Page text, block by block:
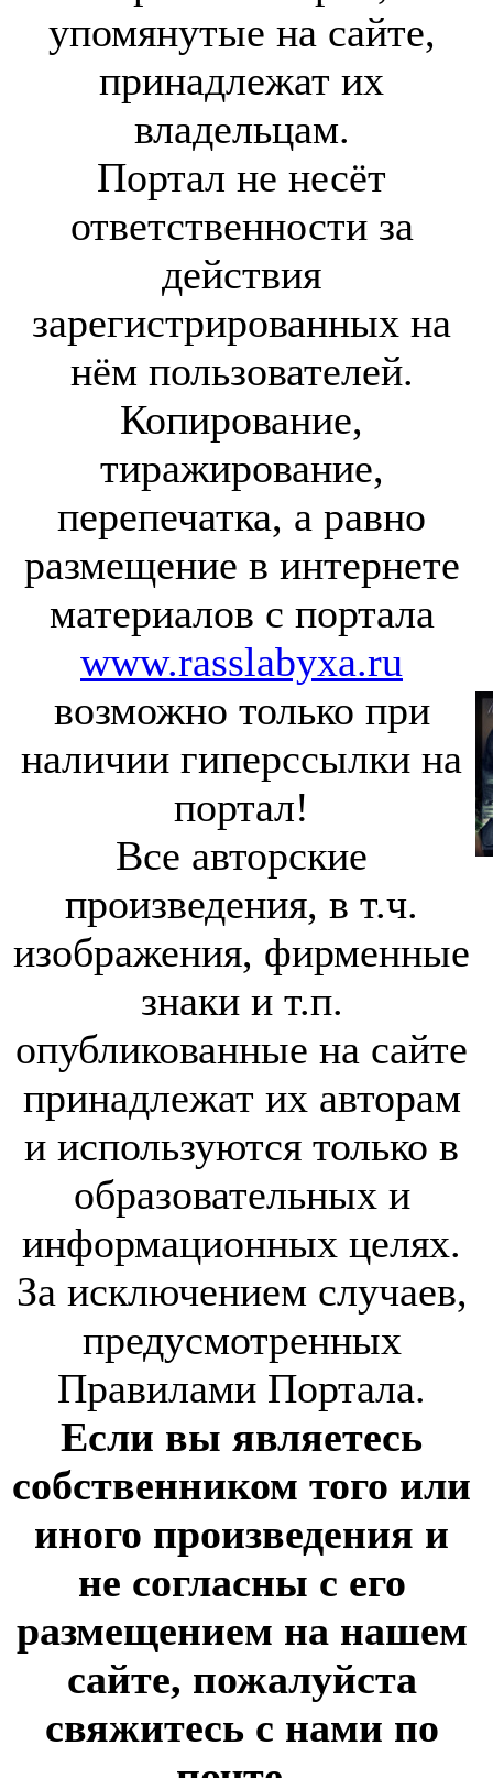
упомянутые на сайте,
принадлежат их
владельцам.
Портал не несёт
ответственности за
действия
зарегистрированных на
нём пользователей.
Копирование,
тиражирование,
перепечатка, а равно
размещение в интернете
материалов с портала
www.rasslabyxa.ru
возможно только при
наличии гиперссылки на
портал!
Все авторские
произведения, в т.ч.
изображения, фирменные
знаки и т.п.
опубликованные на сайте
принадлежат их авторам
и используются только в
образовательных и
информационных целях.
За исключением случаев,
предусмотренных
Правилами Портала.
Если вы являетесь
собственником того или
иного произведения и
не согласны с его
размещением на нашем
сайте, пожалуйста
свяжитесь с нами по